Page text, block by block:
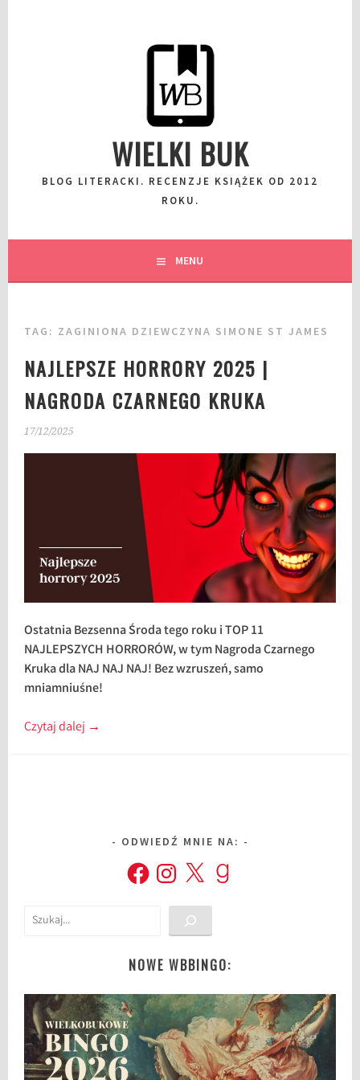
WIELKI BUK
BLOG LITERACKI. RECENZJE KSIĄŻEK OD 2012
ROKU.
MENU
TAG: ZAGINIONA DZIEWCZYNA SIMONE ST JAMES
NAJLEPSZE HORRORY 2025 |
NAGRODA CZARNEGO KRUKA
17/12/2025
Ostatnia Bezsenna Środa tego roku i TOP 11
NAJLEPSZYCH HORRORÓW, w tym Nagroda Czarnego
Kruka dla NAJ NAJ NAJ! Bez wzruszeń, samo
mniamniuśne!
Czytaj dalej →
ODWIEDŹ MNIE NA:
FacebookInstagram
X Goodreads
Szukaj
NOWE WBBINGO: